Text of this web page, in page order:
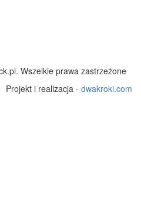
Wszelkie prawa zastrzeżone
Projekt i realizacja - dwakroki.com